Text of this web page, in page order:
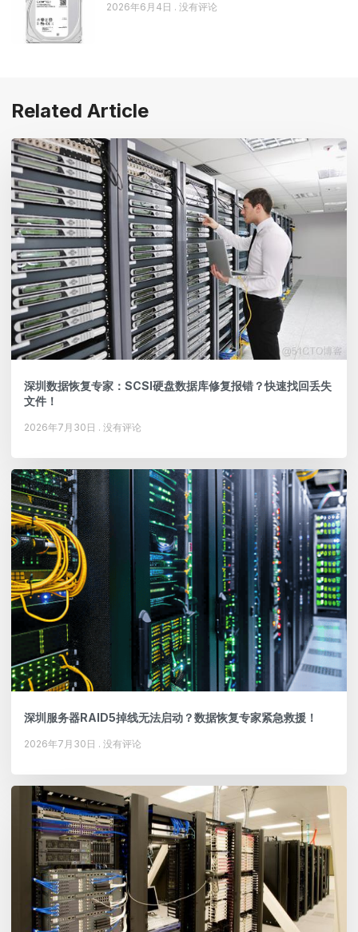
2026年6月4日 没有评论
Related Article
深圳数据恢复专家：SCSI硬盘数据库修复报错？快速找回丢失
文件！
2026年7月30日 没有评论
深圳服务器RAID5掉线无法启动？数据恢复专家紧急救援！
2026年7月30日 没有评论